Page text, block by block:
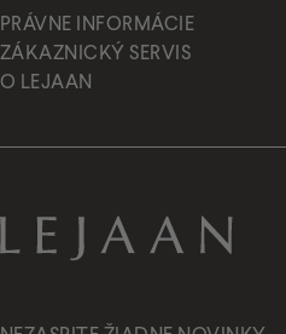
PRÁVNE INFORMÁCIE
ZÁKAZNICKÝ SERVIS
O LEJAAN
Lejaan.sk